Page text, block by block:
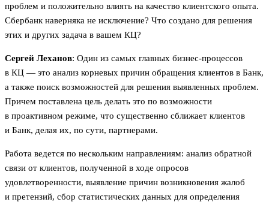
проблем и положительно влиять на качество клиентского опыта.
Сбербанк наверняка не исключение? Что создано для решения
этих и других задача в вашем КЦ?
Сергей Леханов: Один из самых главных бизнес-процессов
в КЦ — это анализ корневых причин обращения клиентов в Банк,
а также поиск возможностей для решения выявленных проблем.
Причем поставлена цель делать это по возможности
в проактивном режиме, что существенно сближает клиентов
и Банк, делая их, по сути, партнерами.
Работа ведется по нескольким направлениям: анализ обратной
связи от клиентов, полученной в ходе опросов
удовлетворенности, выявление причин возникновения жалоб
и претензий, сбор статистических данных для определения